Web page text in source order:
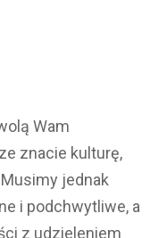
Wam
znacie kulturę,
jednak
i podchwytliwe, a
z udzieleniem